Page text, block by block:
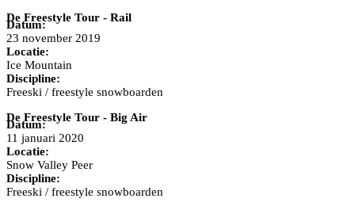
De Freestyle Tour - Rail
Datum:
23 november 2019
Locatie:
Ice Mountain
Discipline:
Freeski / freestyle snowboarden
De Freestyle Tour - Big Air
Datum:
11 januari 2020
Locatie:
Snow Valley Peer
Discipline:
Freeski / freestyle snowboarden